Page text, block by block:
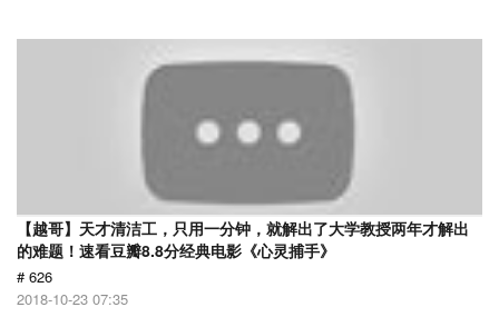
【越哥】天才清洁工，只用一分钟，就解出了大学教授两年才解出
的难题！速看豆瓣8.8分经典电影《心灵捕手》
# 626
2018-10-23 07:35